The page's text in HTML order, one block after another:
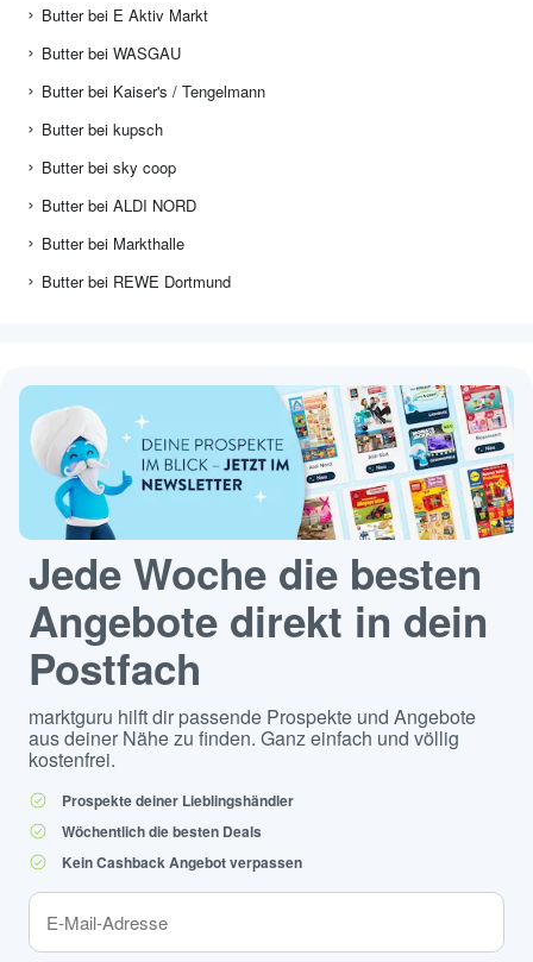
Butter bei E Aktiv Markt
Butter bei WASGAU
Butter bei Kaiser's / Tengelmann
Butter bei kupsch
Butter bei sky coop
Butter bei ALDI NORD
Butter bei Markthalle
Butter bei REWE Dortmund
Jede Woche die besten
Angebote direkt in dein
Postfach
marktguru hilft dir passende Prospekte und Angebote
aus deiner Nähe zu finden. Ganz einfach und völlig
kostenfrei.
Prospekte deiner Lieblingshändler
Wöchentlich die besten Deals
Kein Cashback Angebot verpassen